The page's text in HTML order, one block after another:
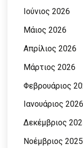
Ιούνιος 2026
Μάιος 2026
Απρίλιος 2026
Μάρτιος 2026
Φεβρουάριος
Ιανουάριος 2026
Δεκέμβριος
Νοέμβριος 2025